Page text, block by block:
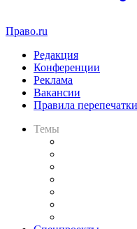
Право.ru
Редакция
Конференции
Реклама
Вакансии
Правила перепечатки
Темы